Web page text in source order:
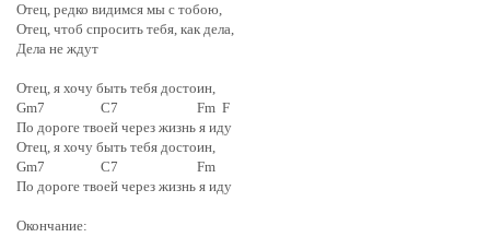
Отец, редко видимся мы с тобою,
Отец, чтоб спросить тебя, как дела,
Дела не ждут
Отец, я хочу быть тебя достоин,
Gm7 C7 Fm F
По дороге твоей через жизнь я иду
Отец, я хочу быть тебя достоин,
Gm7 C7 Fm
По дороге твоей через жизнь я иду
Окончание: